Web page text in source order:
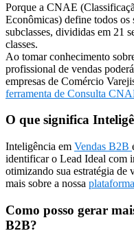
Porque a CNAE
Econômicas) define todos os
subclasses, divididas em 21
classes.
Ao tomar conhecimento
profissional de vendas
empresas de Comércio
ferramenta de Consulta
O que significa
Inteligência em Vendas B2B
identificar o Lead Ideal com
otimizando sua estratégia de
mais sobre a nossa
Como posso gerar
B2B?